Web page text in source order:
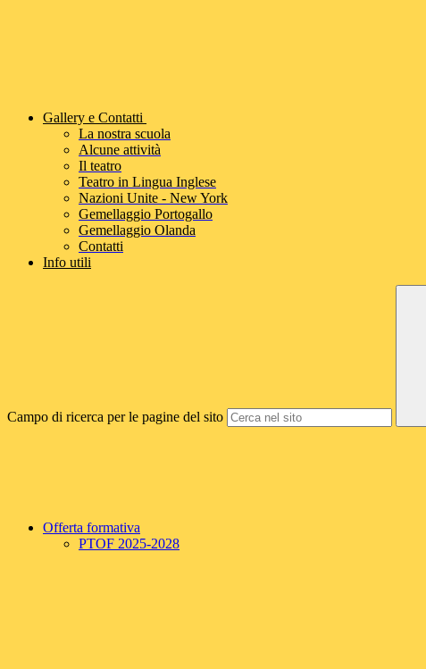
Gallery e Contatti
La nostra scuola
Alcune attività
Il teatro
Teatro in Lingua Inglese
Nazioni Unite - New York
Gemellaggio Portogallo
Gemellaggio Olanda
Contatti
Info utili
Campo di ricerca per le pagine del sito
Offerta formativa
PTOF 2025-2028